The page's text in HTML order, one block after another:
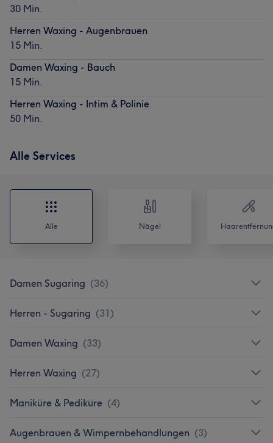
30 Min.
Herren Waxing - Augenbrauen
15 Min.
Damen Waxing - Bauch
15 Min.
Herren Waxing - Intim & Polinie
50 Min.
Alle Services
Alle Nägel
Damen Sugaring (36)
Herren - Sugaring (31)
Damen Waxing (33)
Herren Waxing (27)
Maniküre & Pediküre (4)
Augenbrauen & Wimpernbehandlungen (3)